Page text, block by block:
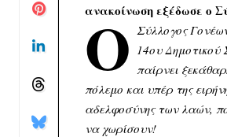
ανακοίνωση εξέδωσε ο
Ο Σύλλογος
14ου Δημοτικού
παίρνει
πόλεμο και υπέρ της
αδελφοσύνης των λαών,
να χωρίσουν!